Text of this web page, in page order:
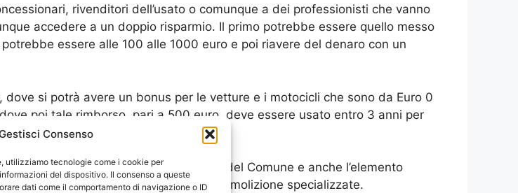
Consenso
utilizziamo tecnologie come i cookie per
del dispositivo. Il consenso a queste
dati come il comportamento di navigazione o ID
rivenditori dell’usato o comunque a dei professionisti che vanno
accedere a un doppio risparmio. Il primo potrebbe essere quello messo
essere alle 100 alle 1000 euro e poi riavere del denaro con un
si potrà avere un bonus per le vetture e i motocicli che sono da Euro 0
poi tale rimborso, pari a 500 euro, deve essere usato entro 3 anni per
dei mezzi pubblici.
come ad esempio la densità del Comune e anche l’elemento
da parte dei centri autodemolizione specializzate.